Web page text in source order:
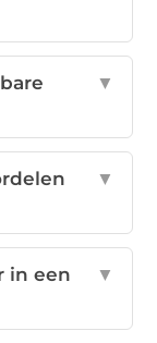
▼
▼
in een
▼